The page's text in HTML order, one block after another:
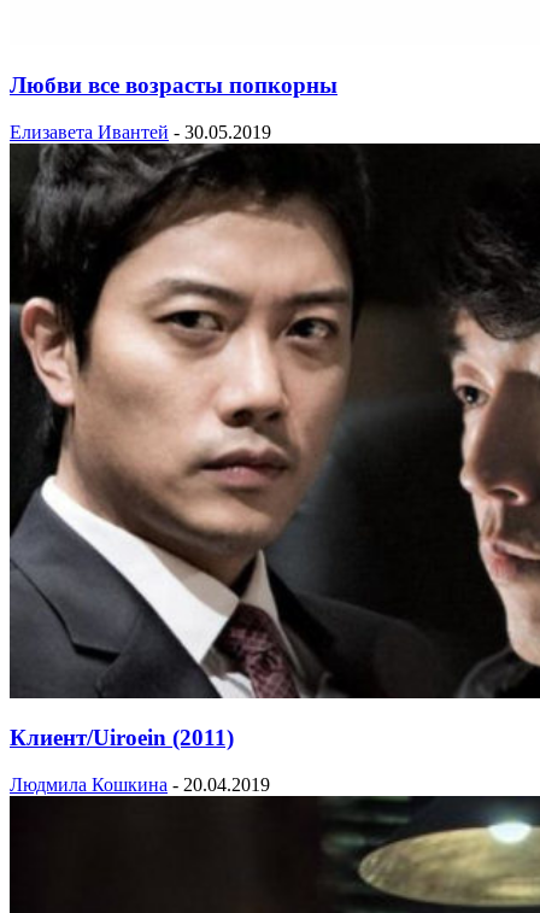
Любви все возрасты попкорны
Елизавета Ивантей - 30.05.2019
Клиент/Uiroein (2011)
Людмила Кошкина - 20.04.2019